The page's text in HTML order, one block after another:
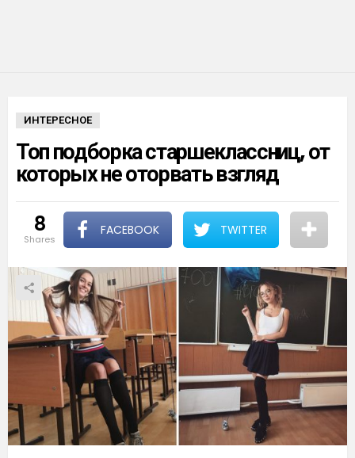
ИНТЕРЕСНОЕ
Топ подборка старшеклассниц, от
которых не оторвать взгляд
8
shares
FACEBOOK TWITTER